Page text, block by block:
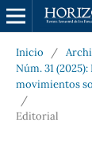
Inicio /
Núm. 31
movimientos
/
Editorial